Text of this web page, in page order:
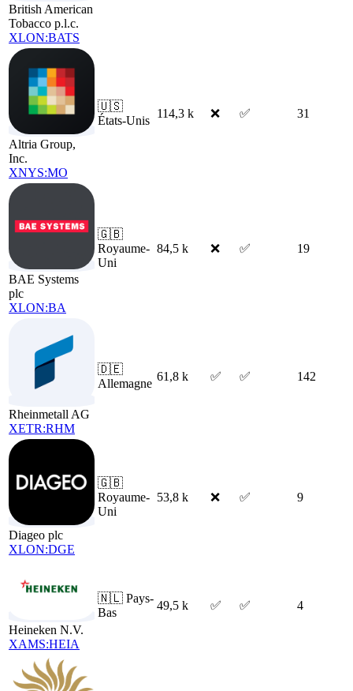
British American
Tobacco p.l.c.
XLON:BATS
Altria Group,
Inc.
XNYS:MO
🇺🇸
États-Unis
114,3 k ❌ ✅ 31
BAE Systems
plc
XLON:BA
🇬🇧
Royaume-
Uni
84,5 k ❌ ✅ 19
Rheinmetall AG
XETR:RHM
🇩🇪
Allemagne
61,8 k ✅ ✅ 142
Diageo plc
XLON:DGE
🇬🇧
Royaume-
Uni
53,8 k ❌ ✅ 9
Heineken N.V.
XAMS:HEIA
🇳🇱 Pays-
Bas
49,5 k ✅ ✅ 4